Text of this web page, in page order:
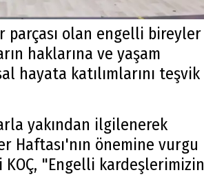
parçası olan engelli bireyler
haklarına ve yaşam
hayata katılımlarını teşvik
yakından ilgilenerek
Haftası'nın önemine vurgu
"Engelli kardeşlerimizin